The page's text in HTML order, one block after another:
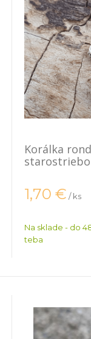
Korálka
1,70 € / ks
Na sklade - do
teba